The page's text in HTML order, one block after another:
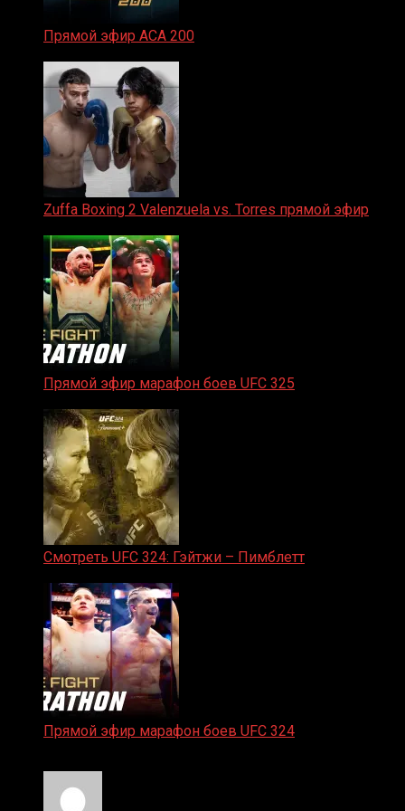
Прямой эфир ACA 200
Zuffa Boxing 2 Valenzuela vs. Torres прямой эфир
Прямой эфир марафон боев UFC 325
Смотреть UFC 324: Гэйтжи – Пимблетт
Прямой эфир марафон боев UFC 324